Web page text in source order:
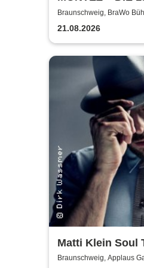
MONTEZ –
Braunschweig, BraWo
21.08.2026
Matti Klein Soul
Max Mutzke
Braunschweig, Applaus